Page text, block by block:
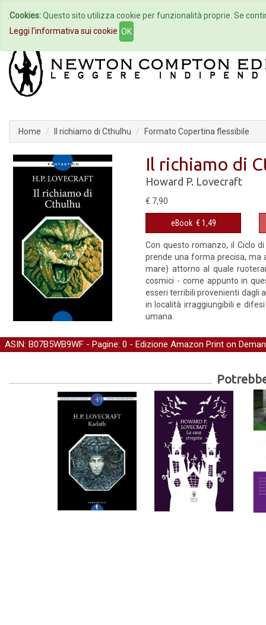
Home Autori Eventi
Home Il richiamo di Cthulhu Formato Copertina flessibile
Il richiamo di
Howard P. Lovecraft
€ 7,90
eBook € 1,49
Con questo romanzo, il Ciclo
prende una forma precisa, ma
mare) attorno al quale
cosmici - come appunto in
esseri terribili provenienti dagli
in località irraggiungibili e
umana.
ASIN: B07B5WB9WF - Pagine: 0 - Edizione Amazon Print on
Cookies:Questo sito utilizza cookie per funzionalità proprie. Se
Leggi l'informativa sui cookie OK